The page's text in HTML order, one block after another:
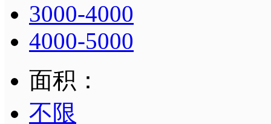
3000-4000
4000-5000
面积：
不限